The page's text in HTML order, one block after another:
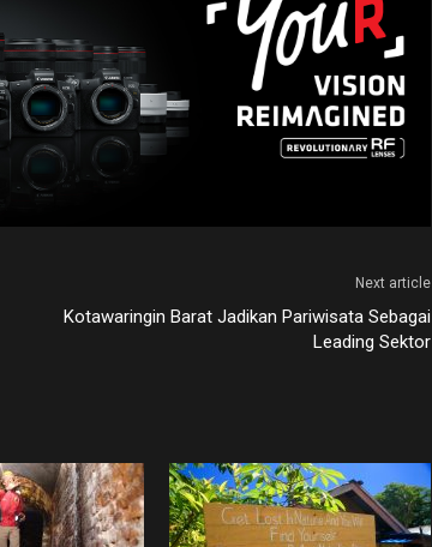
Next article
Kotawaringin Barat Jadikan Pariwisata Sebagai
Leading Sektor